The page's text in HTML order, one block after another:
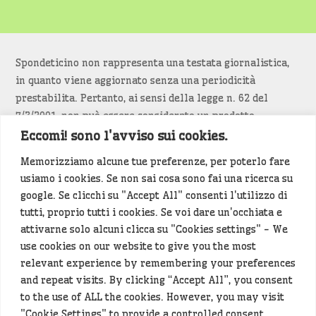
Eccomi! sono l'avviso sui cookies.
Memorizziamo alcune tue preferenze, per poterlo fare
usiamo i cookies. Se non sai cosa sono fai una ricerca su
google. Se clicchi su "Accept All" consenti l'utilizzo di
tutti, proprio tutti i cookies. Se voi dare un'occhiata e
attivarne solo alcuni clicca su "Cookies settings" - We
use cookies on our website to give you the most
relevant experience by remembering your preferences
and repeat visits. By clicking “Accept All”, you consent
to the use of ALL the cookies. However, you may visit
Spondeticino non rappresenta una testata giornalistica,
in quanto viene aggiornato senza una periodicità
prestabilita. Pertanto, ai sensi della legge n. 62 del
7/3/2001, non può essere considerato un prodotto
editoriale.
Siamo attenti a non violare copyright e diritti
d’immagine. Se un contenuto è di tua proprietà e vuoi
richiederne la rimozionediccelo(<- clicca per inviarci un
messaggio).
Alcuni articoli sono generati in bozza rielaborando, con
l'intelligenza artificiale generativa, contenuti
provenienti da fonti istituzionali e altri siti di interesse
locale. Prima della pubblicazioni l'articolo viene